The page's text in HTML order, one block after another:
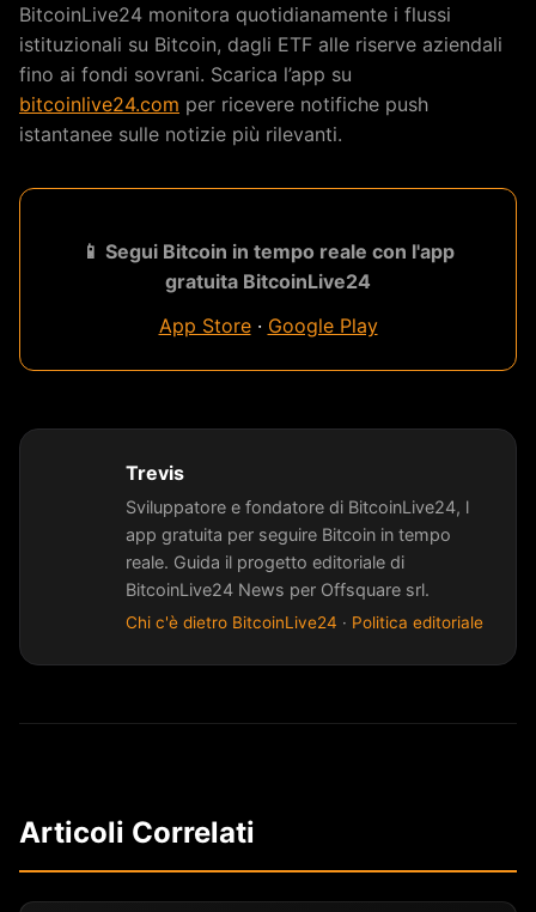
BitcoinLive24 monitora quotidianamente i flussi
istituzionali su Bitcoin, dagli ETF alle riserve aziendali
fino ai fondi sovrani. Scarica l’app su
bitcoinlive24.com per ricevere notifiche push
istantanee sulle notizie più rilevanti.
📱 Segui Bitcoin in tempo reale con l'app
gratuita BitcoinLive24
App Store· Google Play
Trevis
Sviluppatore e fondatore di BitcoinLive24, l
app gratuita per seguire Bitcoin in tempo
reale. Guida il progetto editoriale di
BitcoinLive24 News per Offsquare srl.
Chi c'è dietro BitcoinLive24 · Politica editoriale
Articoli Correlati